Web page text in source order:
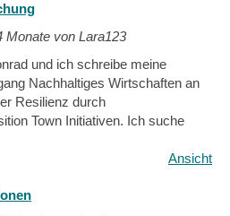
Monate von Lara123
und ich schreibe meine
Nachhaltiges Wirtschaften an
Resilienz durch
Town Initiativen. Ich suche
Ansicht